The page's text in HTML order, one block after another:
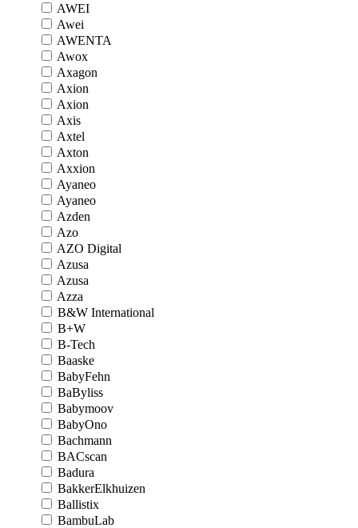
AWEI
Awei
AWENTA
Awox
Axagon
Axion
Axion
Axis
Axtel
Axton
Axxion
Ayaneo
Ayaneo
Azden
Azo
AZO Digital
Azusa
Azusa
Azza
B&W International
B+W
B-Tech
Baaske
BabyFehn
BaByliss
Babymoov
BabyOno
Bachmann
BACscan
Badura
BakkerElkhuizen
Ballistix
BambuLab